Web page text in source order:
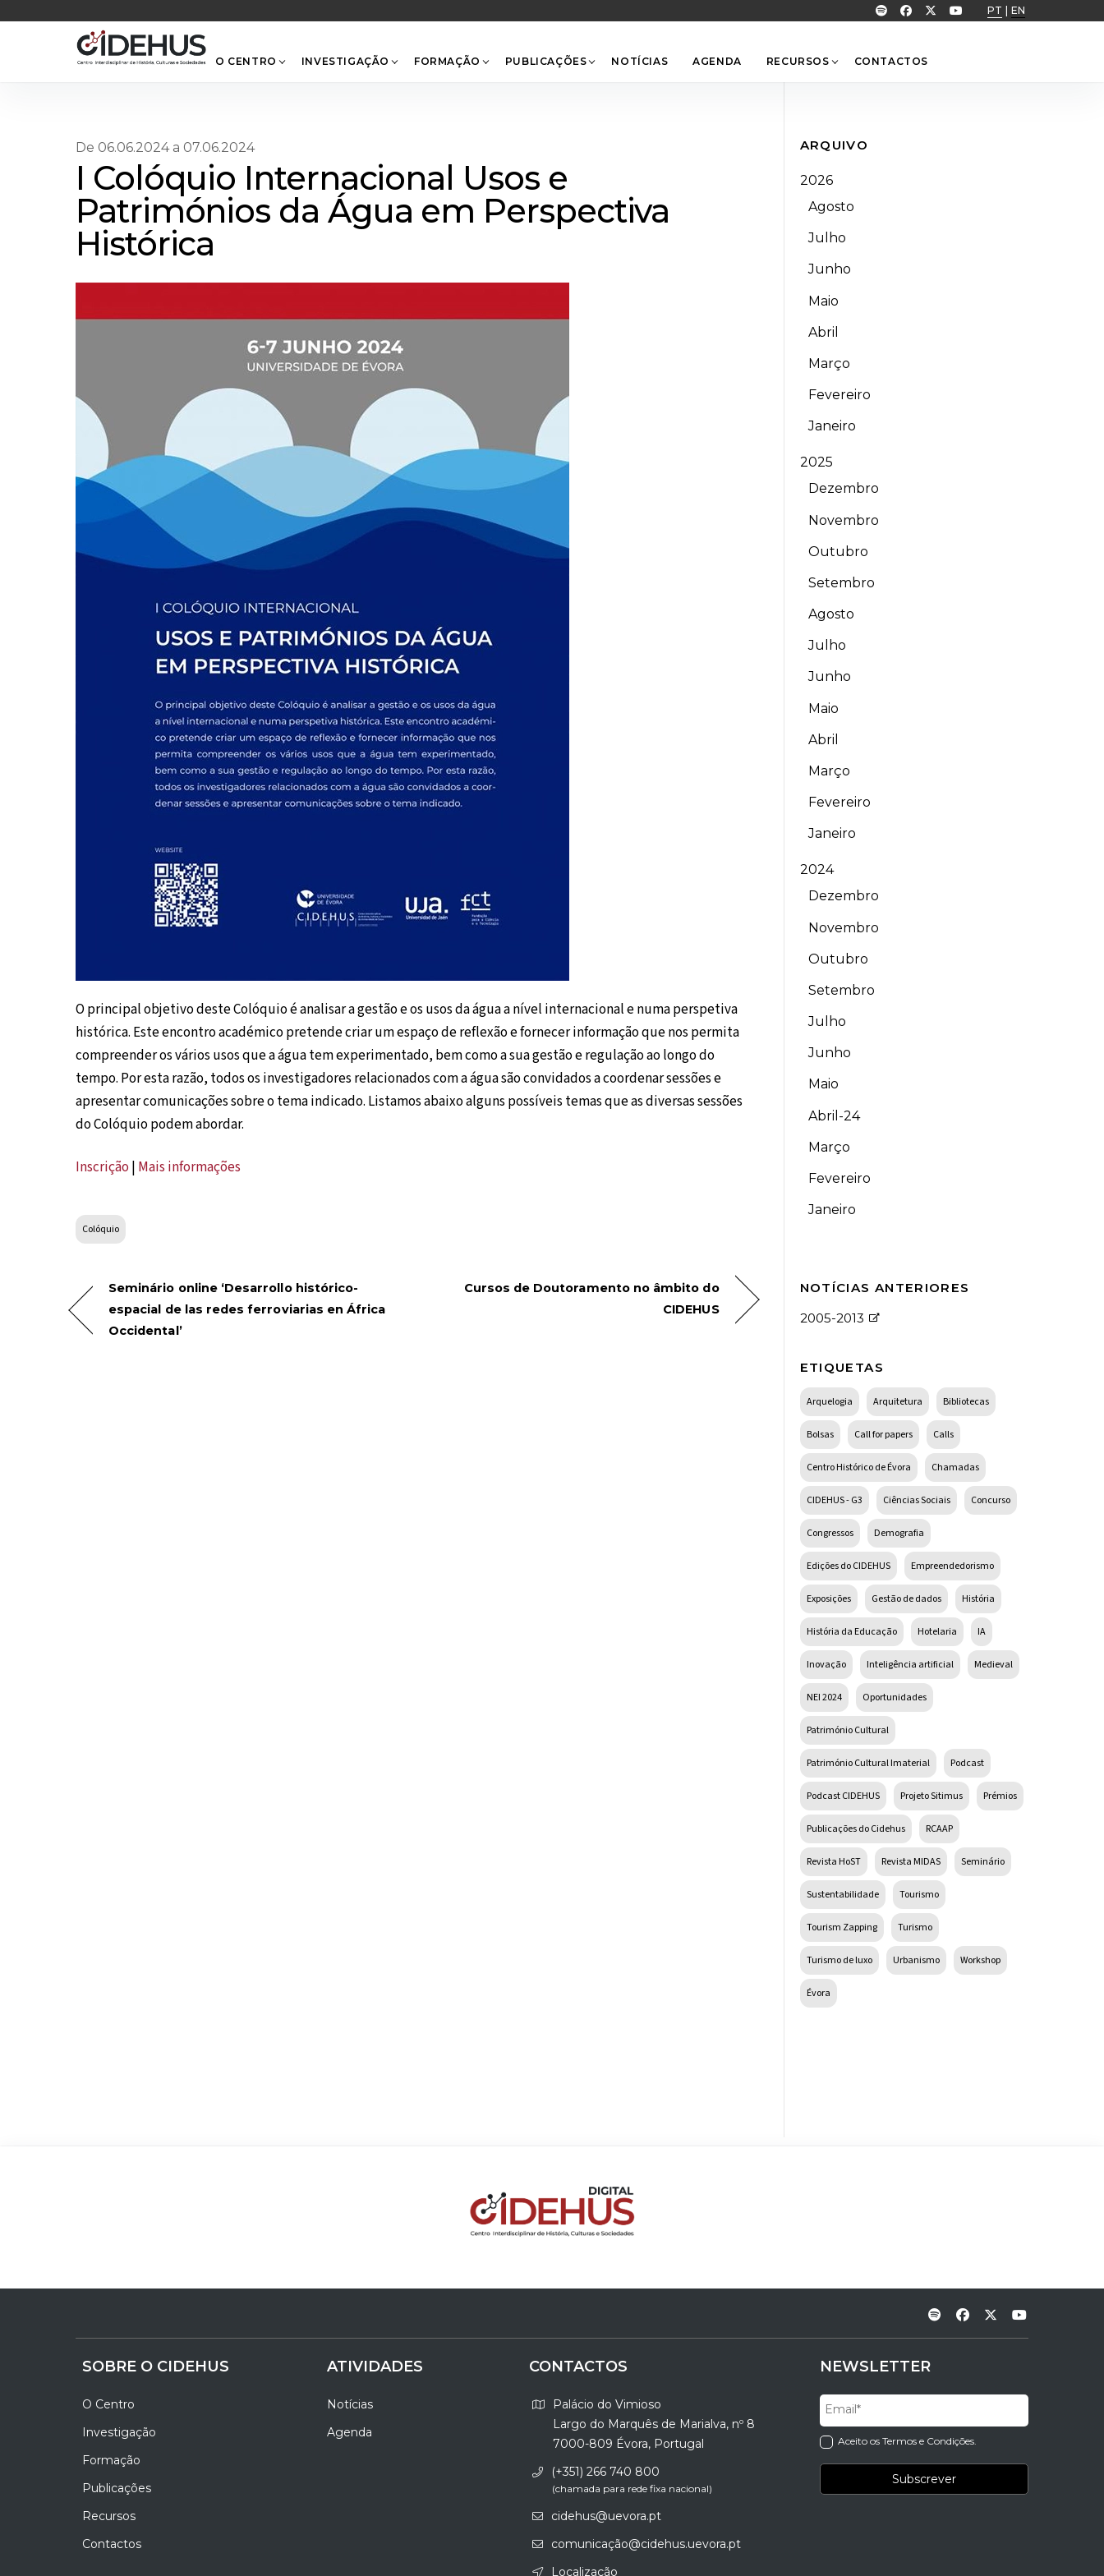
PT EN
O CENTRO INVESTIGAÇÃO FORMAÇÃO PUBLICAÇÕES NOTÍCIAS AGENDA RECURSOS CONTACTOS
De 06.06.2024 a 07.06.2024
I Colóquio Internacional Usos e
Patrimónios da Água em Perspectiva
Histórica
O principal objetivo deste Colóquio é analisar a gestão e os usos da água a nível internacional e numa perspetiva
histórica. Este encontro académico pretende criar um espaço de reflexão e fornecer informação que nos permita
compreender os vários usos que a água tem experimentado, bem como a sua gestão e regulação ao longo do
tempo. Por esta razão, todos os investigadores relacionados com a água são convidados a coordenar sessões e
apresentar comunicações sobre o tema indicado. Listamos abaixo alguns possíveis temas que as diversas sessões
do Colóquio podem abordar.
Inscrição | Mais informações
Colóquio
Seminário online ‘Desarrollo histórico-
espacial de las redes ferroviarias en África
Occidental’
Cursos de Doutoramento no âmbito do
CIDEHUS
ARQUIVO
2026
Agosto
Julho
Junho
Maio
Abril
Março
Fevereiro
Janeiro
2025
Dezembro
Novembro
Outubro
Setembro
Agosto
Julho
Junho
Maio
Abril
Março
Fevereiro
Janeiro
2024
Dezembro
Novembro
Outubro
Setembro
Julho
Junho
Maio
Abril-24
Março
Fevereiro
Janeiro
NOTÍCIAS ANTERIORES
2005-2013
ETIQUETAS
Arquelogia Arquitetura Bibliotecas
Bolsas Call for papers Calls
Centro Histórico de Évora Chamadas
CIDEHUS - G3 Ciências Sociais Concurso
Congressos Demografia
Edições do CIDEHUS Empreendedorismo
Exposições Gestão de dados História
História da Educação Hotelaria IA
Inovação Inteligência artificial Medieval
NEI 2024 Oportunidades
Património Cultural
Património Cultural Imaterial Podcast
Podcast CIDEHUS Projeto Sitimus Prémios
Publicações do Cidehus RCAAP
Revista HoST Revista MIDAS Seminário
Sustentabilidade Tourismo
Tourism Zapping Turismo
Turismo de luxo Urbanismo Workshop
Évora
Top
SOBRE O CIDEHUS
O Centro
Investigação
Formação
Publicações
Recursos
Contactos
ATIVIDADES
Notícias
Agenda
CONTACTOS
Palácio do Vimioso
Largo do Marquês de Marialva, nº 8
7000-809 Évora, Portugal
(+351) 266 740 800
(chamada para rede fixa nacional)
cidehus@uevora.pt
comunicação@cidehus.uevora.pt
Localização
NEWSLETTER
Aceito os Termos e Condições.